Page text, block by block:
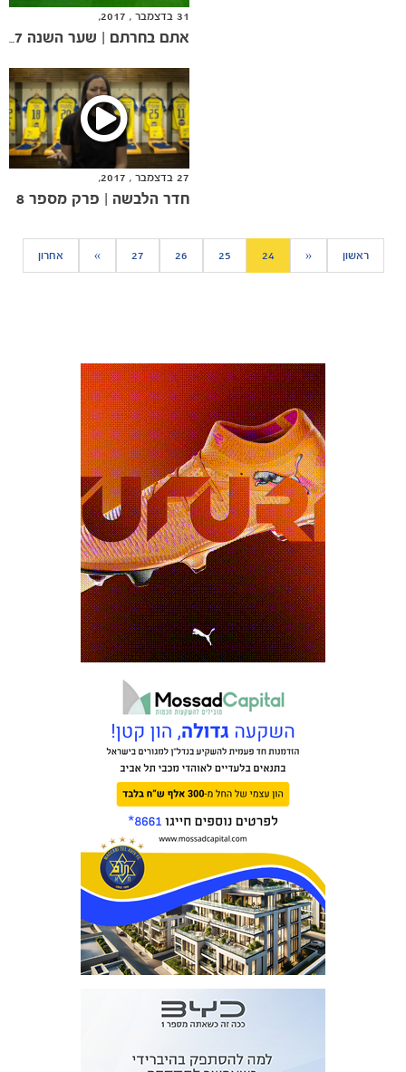
כרטיסים
31 בדצמבר , 2017,
אתם בחרתם | שער השנה 2017
27 בדצמבר , 2017,
חדר הלבשה | פרק מספר 8
ראשון «
24
25
26
27
» אחרון